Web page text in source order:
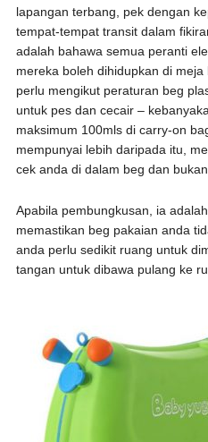
lapangan terbang, pek dengan
tempat-tempat transit dalam
adalah bahawa semua peranti
mereka boleh dihidupkan di
perlu mengikut peraturan beg
untuk pes dan cecair –
maksimum 100mls di carry-on
mempunyai lebih daripada itu,
cek anda di dalam beg dan
Apabila pembungkusan, ia
memastikan beg pakaian anda
anda perlu sedikit ruang untuk
tangan untuk dibawa pulang ke